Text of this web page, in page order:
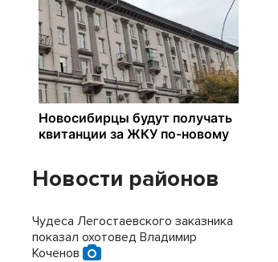
Новости районов
Чудеса Легостаевского заказника
показал охотовед Владимир
Коченов